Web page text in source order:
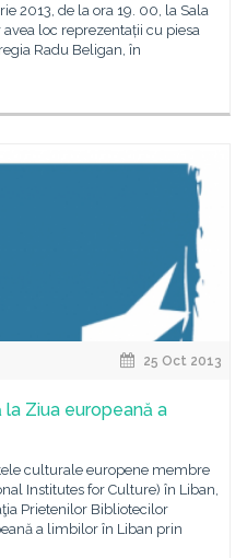
2013, de la ora 19. 00, la Sala
loc reprezentații cu piesa
Radu Beligan, în
25 Oct 2013
Ziua europeană a
culturale europene membre
Institutes for Culture) în Liban,
Prietenilor Bibliotecilor
a limbilor în Liban prin